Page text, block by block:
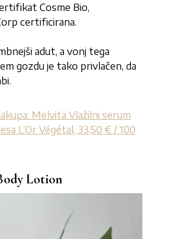
Cosme Bio,
certificirana.
adut, a vonj tega
gozdu je tako privlačen, da
Melvita Vlažilni serum
L’Or Végétal, 33,50 € / 100
Lotion